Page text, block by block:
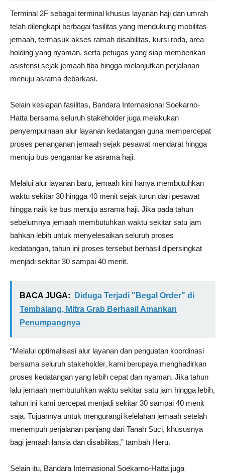
Terminal 2F sebagai terminal khusus layanan haji dan umrah
telah dilengkapi berbagai fasilitas yang mendukung mobilitas
jemaah, termasuk akses ramah disabilitas, kursi roda, area
holding yang nyaman, serta petugas yang siap memberikan
asistensi sejak jemaah tiba hingga melanjutkan perjalanan
menuju asrama debarkasi.
Selain kesiapan fasilitas, Bandara Internasional Soekarno-
Hatta bersama seluruh stakeholder juga melakukan
penyempurnaan alur layanan kedatangan guna mempercepat
proses penanganan jemaah sejak pesawat mendarat hingga
menuju bus pengantar ke asrama haji.
Melalui alur layanan baru, jemaah kini hanya membutuhkan
waktu sekitar 30 hingga 40 menit sejak turun dari pesawat
hingga naik ke bus menuju asrama haji. Jika pada tahun
sebelumnya jemaah membutuhkan waktu sekitar satu jam
bahkan lebih untuk menyelesaikan seluruh proses
kedatangan, tahun ini proses tersebut berhasil dipersingkat
menjadi sekitar 30 sampai 40 menit.
BACA JUGA:
Diduga Terjadi "Begal Order" di
Tembalang, Mitra Grab Berhasil Amankan
Penumpangnya
“Melalui optimalisasi alur layanan dan penguatan koordinasi
bersama seluruh stakeholder, kami berupaya menghadirkan
proses kedatangan yang lebih cepat dan nyaman. Jika tahun
lalu jemaah membutuhkan waktu sekitar satu jam hingga lebih,
tahun ini kami percepat menjadi sekitar 30 sampai 40 menit
saja. Tujuannya untuk mengurangi kelelahan jemaah setelah
menempuh perjalanan panjang dari Tanah Suci, khususnya
bagi jemaah lansia dan disabilitas,” tambah Heru.
Selain itu, Bandara Internasional Soekarno-Hatta juga